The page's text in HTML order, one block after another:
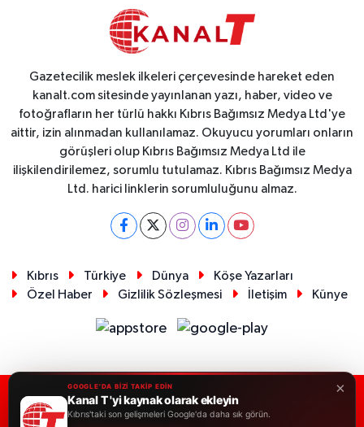
Gazetecilik meslek ilkeleri çerçevesinde hareket eden
kanalt.com sitesinde yayınlanan yazı, haber, video ve
fotoğrafların her türlü hakkı Kıbrıs Bağımsız Medya Ltd'ye
aittir, izin alınmadan kullanılamaz. Okuyucu yorumları onların
görüşleri olup Kıbrıs Bağımsız Medya Ltd ile
ilişkilendirilemez, sorumlu tutulamaz. Kıbrıs Bağımsız Medya
Ltd. harici linklerin sorumluluğunu almaz.
Kıbrıs Türkiye Dünya
Köşe Yazarları
Özel Haber
Gizlilik Sözleşmesi İletişim Künye
RSS Copyright © 2026. Her hakkı saklıdır.
×
GOOGLE'DA BİZİ TAKİP EDİN
Kanal T 'yi kaynak olarak ekleyin
Kıbrıs'taki son gelişmeleri Google'da daha sık görün.